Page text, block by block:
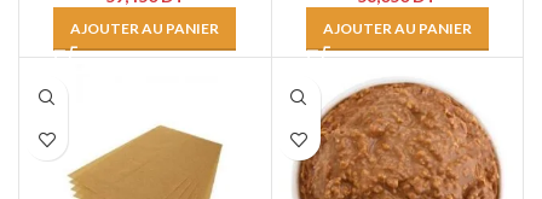
AJOUTER AU PANIER AJOUTER AU PANIER